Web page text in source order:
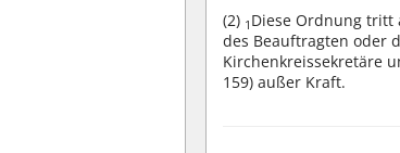
(2) 1 Diese Ordnung tritt
des Beauftragten oder
Kirchenkreissekretäre
159) außer Kraft.